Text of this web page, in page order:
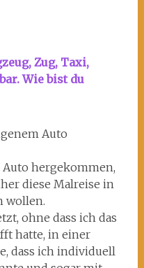
Zug, Taxi,
Wie bist du
Auto
hergekommen,
diese Malreise in
wollen.
ohne dass ich das
hatte, in einer
dass ich individuell